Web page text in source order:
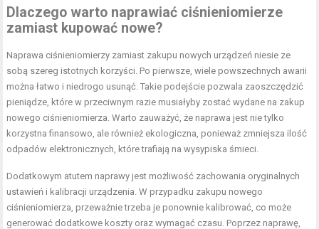
Dlaczego warto naprawiać ciśnieniomierze
zamiast kupować nowe?
Naprawa ciśnieniomierzy zamiast zakupu nowych urządzeń niesie ze
sobą szereg istotnych korzyści. Po pierwsze, wiele powszechnych awarii
można łatwo i niedrogo usunąć. Takie podejście pozwala zaoszczędzić
pieniądze, które w przeciwnym razie musiałyby zostać wydane na zakup
nowego ciśnieniomierza. Warto zauważyć, że naprawa jest nie tylko
korzystna finansowo, ale również ekologiczna, ponieważ zmniejsza ilość
odpadów elektronicznych, które trafiają na wysypiska śmieci.
Dodatkowym atutem naprawy jest możliwość zachowania oryginalnych
ustawień i kalibracji urządzenia. W przypadku zakupu nowego
ciśnieniomierza, przeważnie trzeba je ponownie kalibrować, co może
generować dodatkowe koszty oraz wymagać czasu. Poprzez naprawę,